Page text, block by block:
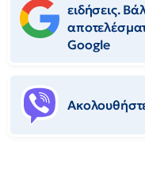
ειδήσεις.
Google